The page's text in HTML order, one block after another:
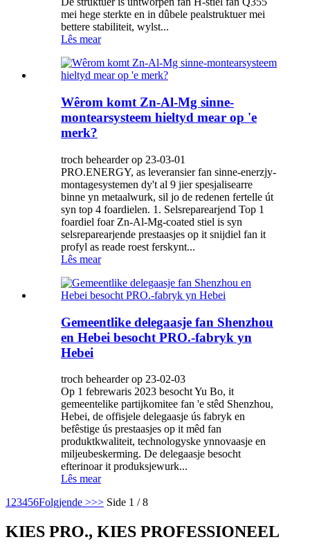
mei hege sterkte en in dûbele pealstruktuer mei
bettere stabiliteit, wylst...
Lês mear
Wêrom komt Zn-Al-Mg sinne-
montearsysteem hieltyd mear op 'e
merk?
troch behearder op 23-03-01
PRO.ENERGY, as leveransier fan sinne-enerzjy-
montagesystemen dy't al 9 jier spesjalisearre
binne yn metaalwurk, sil jo de redenen fertelle út
syn top 4 foardielen. 1. Selsreparearjend Top 1
foardiel foar Zn-Al-Mg-coated stiel is syn
selsreparearjende prestaasjes op it snijdiel fan it
profyl as reade roest ferskynt...
Lês mear
Gemeentlike delegaasje fan Shenzhou
en Hebei besocht PRO.-fabryk yn
Hebei
troch behearder op 23-02-03
Op 1 febrewaris 2023 besocht Yu Bo, it
gemeentelike partijkomitee fan 'e stêd Shenzhou,
Hebei, de offisjele delegaasje ús fabryk en
befêstige ús prestaasjes op it mêd fan
produktkwaliteit, technologyske ynnovaasje en
miljeubeskerming. De delegaasje besocht
efterinoar it produksjewurk...
Lês mear
1 23456Folgjende >>> Side 1 / 8
KIES PRO., KIES PROFESSIONEEL